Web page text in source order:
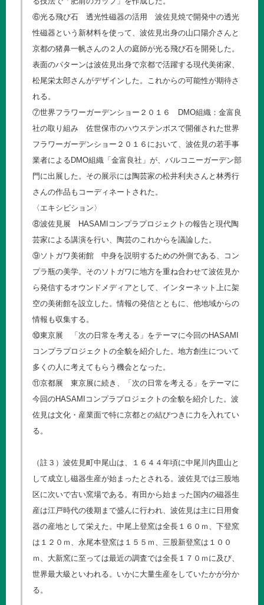
⑥光る飛び石 透光性磁器の活用 波佐見焼で開発中の透光
性磁器という新材料を使って、波佐見出身の山口陽介さんと
京都の猪鼻一帆さんの２人の庭師が光る飛び石を開発した。
表面のパターンは波佐見出身で京都で活躍する現代美術家、
松尾栄太郎さんがデザインした。これからの可能性が期待さ
れる。
⑦世界フラワーガーデンショー２０１６ DMO組織：金富良
社の取り組み 佐世保市のハウステンボスで開催された世界
フラワーガーデンショー２０１６において、波佐見の若手事
業者によるDMO組織「金富良社」が、バルコニーガーデン部
門に出展した。その展示には陶芸家の松井利夫さんと林秀行
さんの作品もコーディネートされた。
〈エキシビション〉
⑧波佐見展 HASAMIコンプラプロジェクトの報告と現代陶
芸家による講演を行い、陶芸のこれからを議論した。
⑨ソトガワ美術館 中身を説明するための外側である、コン
プラ瓶の美学。そのソトガワに地方を重ね合わせて波佐見か
ら発信するオウンドメディアとして、インターネット上に架
空の美術館を設立した。情報の発信とともに、他地域からの
情報も収集する。
⑩東京展 「次の日常を考える」をテーマに今回のHASAMI
コンプラプロジェクトの全貌を紹介した。地方創生について
多くの人に考えてもらう機会となった。
⑪京都展 東京展に続き、「次の日常を考える」をテーマに
今回のHASAMIコンプラプロジェクトの全貌を紹介した。波
佐見は文化・産業面で特に京都との結びつきに力を入れてい
る。
（註３）波佐見町中尾山は、１６４４年頃に中尾川内皿山と
して成立し磁器生産が始まったとされる。波佐見では三股地
区に次いで古い窯場である。有田から始まった国内の磁器生
産は江戸時代の後期まで盛んに行われ、波佐見は主に日用食
器の産地として栄えた。中尾上登窯は全長１６０ｍ、下登窯
は１２０ｍ、永尾本登窯は１５５ｍ、三股新登窯は１００
ｍ、大新窯に至っては最近の調査では全長１７０ｍに及び、
世界最大級といわれる。いかに大量生産をしていたかが分か
る。